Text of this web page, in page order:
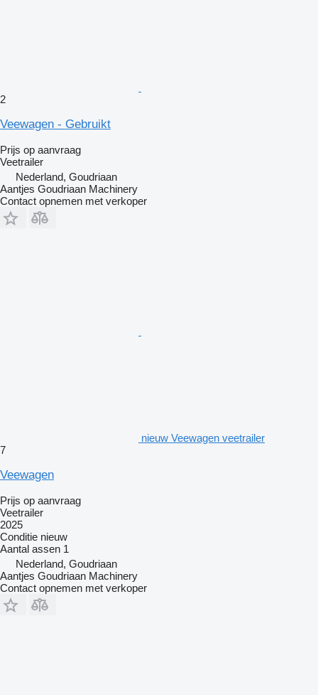
2
Veewagen - Gebruikt
Prijs op aanvraag
Veetrailer
Nederland, Goudriaan
Aantjes Goudriaan Machinery
Contact opnemen met verkoper
nieuw Veewagen veetrailer
7
Veewagen
Prijs op aanvraag
Veetrailer
2025
Conditie nieuw
Aantal assen 1
Nederland, Goudriaan
Aantjes Goudriaan Machinery
Contact opnemen met verkoper